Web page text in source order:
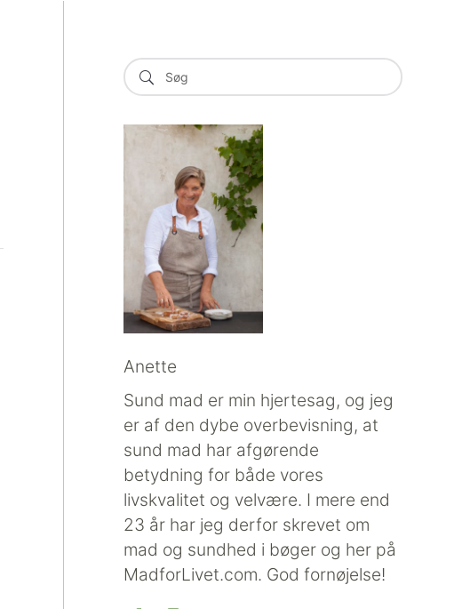
Anette
Sund mad er min hjertesag, og jeg
er af den dybe overbevisning, at
sund mad har afgørende
betydning for både vores
livskvalitet og velvære. I mere end
23 år har jeg derfor skrevet om
mad og sundhed i bøger og her på
MadforLivet.com. God fornøjelse!